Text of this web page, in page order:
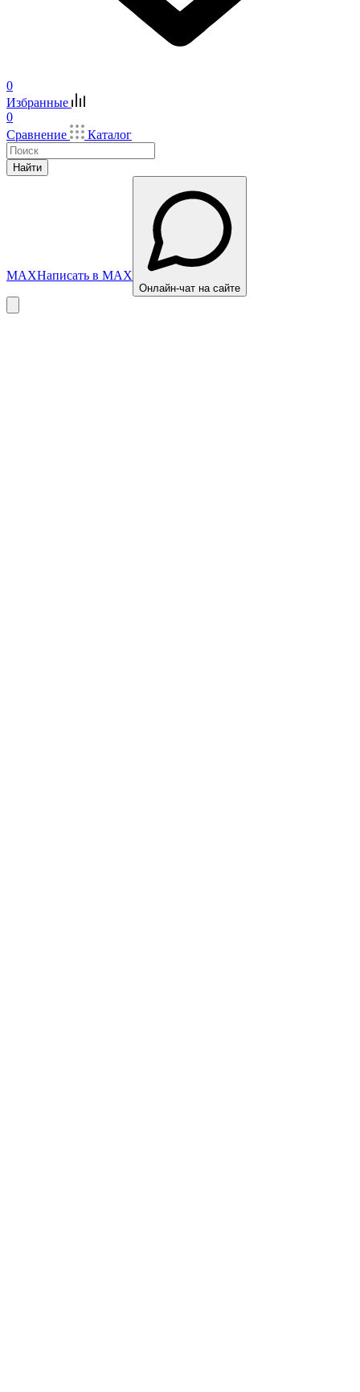
0
Избранные
0
Сравнение
Каталог
Найти
MAXНаписать в MAX
Онлайн-чат на сайте